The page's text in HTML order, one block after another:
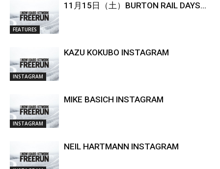
FEATURES
11月15日（土）BURTON RAIL DAYS...
INSTAGRAM
KAZU KOKUBO INSTAGRAM
INSTAGRAM
MIKE BASICH INSTAGRAM
NEIL HARTMANN INSTAGRAM